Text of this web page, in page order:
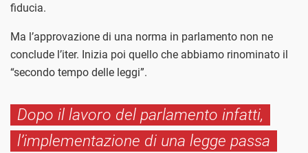
fiducia.
Ma l’approvazione di una norma in parlamento non ne
conclude l’iter. Inizia poi quello che abbiamo rinominato il
“secondo tempo delle leggi”.
Dopo il lavoro del parlamento infatti,
l’implementazione di una legge passa